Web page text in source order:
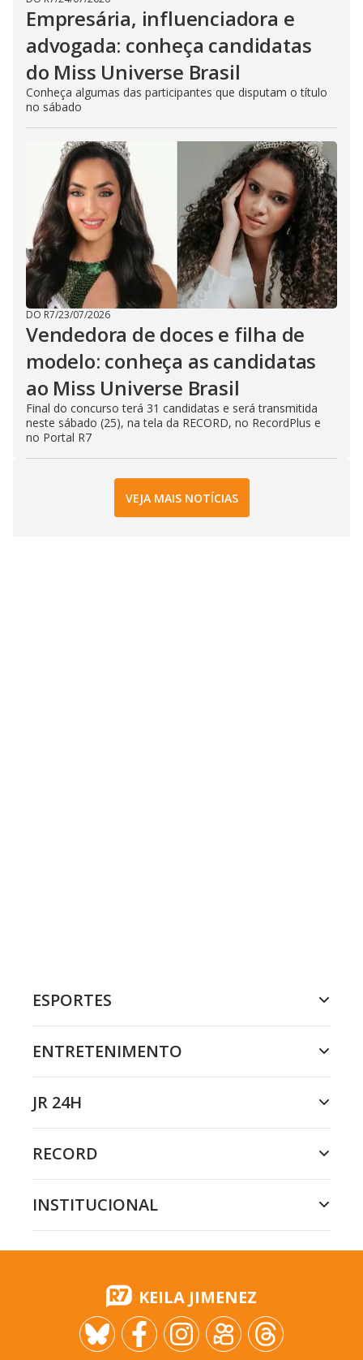
Empresária, influenciadora e
advogada: conheça candidatas
do Miss Universe Brasil
Conheça algumas das participantes que disputam o título
no sábado
DO R7/23/07/2026
Vendedora de doces e filha de
modelo: conheça as candidatas
ao Miss Universe Brasil
Final do concurso terá 31 candidatas e será transmitida
neste sábado (25), na tela da RECORD, no RecordPlus e
no Portal R7
VEJA MAIS NOTÍCIAS
ESPORTES
ENTRETENIMENTO
JR 24H
RECORD
INSTITUCIONAL
KEILA JIMENEZ